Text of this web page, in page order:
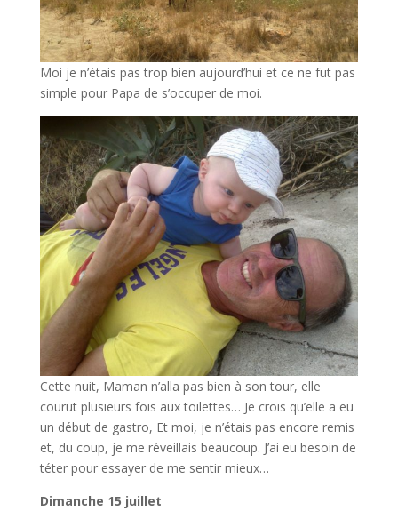
Moi je n’étais pas trop bien aujourd’hui et ce ne fut pas
simple pour Papa de s’occuper de moi.
Cette nuit, Maman n’alla pas bien à son tour, elle
courut plusieurs fois aux toilettes… Je crois qu’elle a eu
un début de gastro, Et moi, je n’étais pas encore remis
et, du coup, je me réveillais beaucoup. J’ai eu besoin de
téter pour essayer de me sentir mieux…
Dimanche 15 juillet